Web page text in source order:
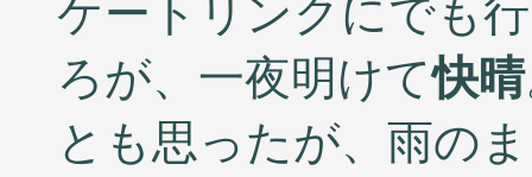
ケートリンクにでも
ろが、一夜明けて快晴
とも思ったが、雨の